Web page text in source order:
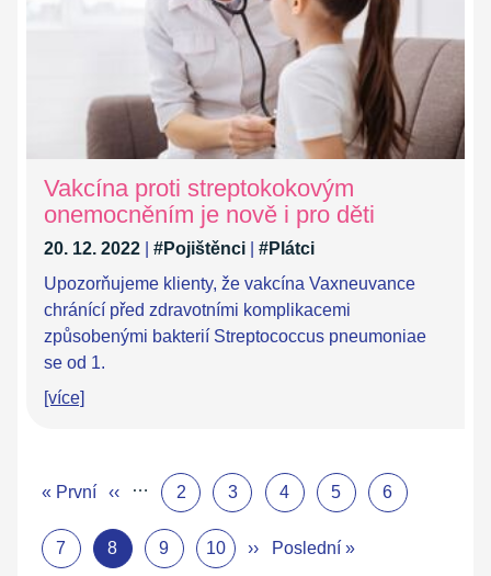
Vakcína proti streptokokovým
onemocněním je nově i pro děti
20. 12. 2022 #Pojištěnci
#Plátci
Upozorňujeme klienty, že vakcína Vaxneuvance
chránící před zdravotními komplikacemi
způsobenými bakterií Streptococcus pneumoniae
se od 1.
[více]
« První ‹‹ … 2 3 4 5 6
7 8 9 10 ›› Poslední »